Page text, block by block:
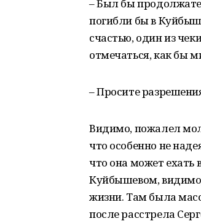
– Был бы
погибли бы в
счастью, один из
отмечаться, как бы
– Просите
Видимо, пожалел
что особенно не
что она может ехать
Куйбышевом,
жизни. Там была
после расстрела